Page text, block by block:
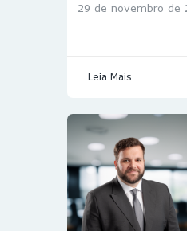
29 de novembro de
Leia Mais